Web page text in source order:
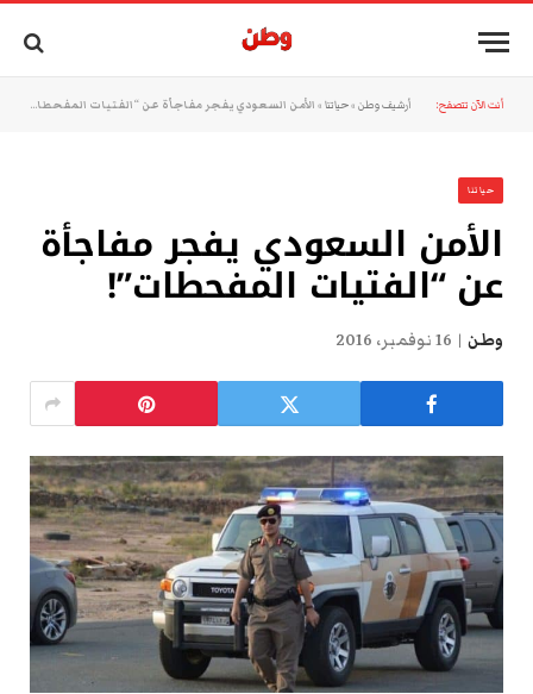
أنت الآن تتصفح: أرشيف وطن »حياتنا » الأمن السعودي يفجر مفاجأة عن “الفتيات المفحطات”!
حياتنا
الأمن السعودي يفجر مفاجأة
عن “الفتيات المفحطات”!
وطن 16 نوفمبر، 2016